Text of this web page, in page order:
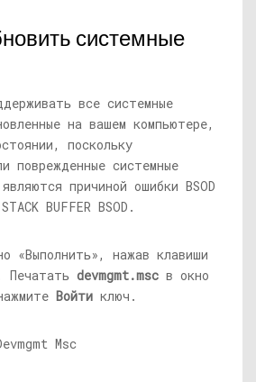
системные
все системные
на вашем компьютере,
поскольку
поврежденные системные
причиной ошибки BSOD
BUFFER BSOD.
«Выполнить», нажав клавиши
Печатать devmgmt.msc в окно
Войти ключ.